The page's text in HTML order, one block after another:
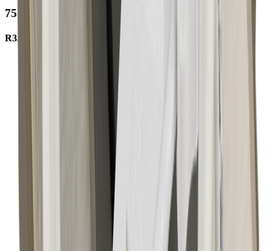
75.00208.00
R32-Plexiglasabdeckung 753mm